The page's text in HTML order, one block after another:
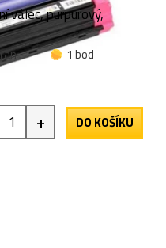
válec, purpurový,
1 bod
+ DO KOŠÍKU